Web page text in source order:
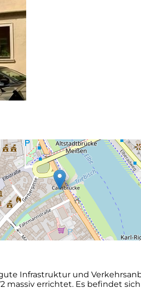
Infrastruktur und
errichtet. Es befindet